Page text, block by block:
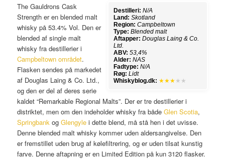
Destilleri: N/A
Land: Skotland
Region: Campbeltown
Type: Blended malt
Aftapper: Douglas Laing & Co.
Ltd.
ABV: 53,4%
Alder: NAS
Fadtype: N/A
Røg: Lidt
Whiskyblog.dk: ★★★ ★★
The Gauldrons Cask
Strength er en blended malt
whisky på 53.4% Vol. Den er
blended af single malt
whisky fra destillerier i
Campbeltown området.
Flasken sendes på markedet
af Douglas Laing & Co. Ltd.,
og den er del af deres serie
kaldet “Remarkable Regional Malts”. Der er tre destillerier i
distriktet, men om den indeholder whisky fra bådeGlen Scotia,
Springbank ogGlengyle i dette blend, må stå hen i det uvisse.
Denne blended malt whisky kommer uden aldersangivelse. Den
er fremstillet uden brug af kølefiltrering, og er uden tilsat kunstig
farve. Denne aftapning er en Limited Edition på kun 3120 flasker.